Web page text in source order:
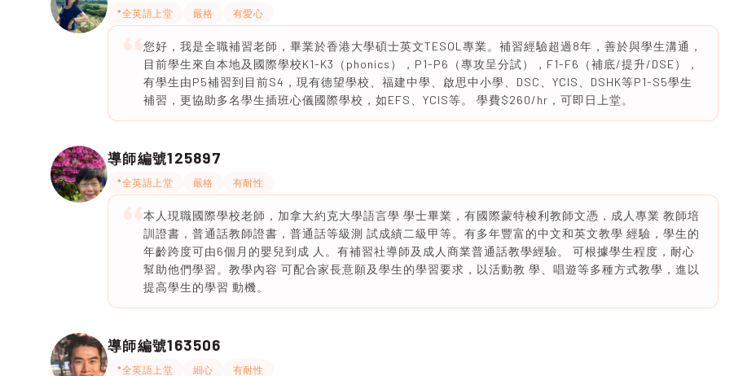
*全英語上堂 嚴格 有愛心
您好，我是全職補習老師，畢業於香港大學碩士英文TESOL專業。補習經驗超過8年，善於與學生溝通，
目前學生來自本地及國際學校K1-K3（phonics），P1-P6（專攻呈分試），F1-F6（補底/提升/DSE），
有學生由P5補習到目前S4，現有德望學校、福建中學、啟思中小學、DSC、YCIS、DSHK等P1-S5學生
補習，更協助多名學生插班心儀國際學校，如EFS、YCIS等。 學費$260/hr，可即日上堂。
導師編號125897
*全英語上堂 嚴格 有耐性
本人現職國際學校老師，加拿大約克大學語言學 學士畢業，有國際蒙特梭利教師文憑，成人專業 教師培
訓證書，普通話教師證書，普通話等級測 試成績二級甲等。有多年豐富的中文和英文教學 經驗，學生的
年齡跨度可由6個月的嬰兒到成 人。有補習社導師及成人商業普通話教學經驗。 可根據學生程度，耐心
幫助他們學習。教學內容 可配合家長意願及學生的學習要求，以活動教 學、唱遊等多種方式教學，進以
提高學生的學習 動機。
導師編號163506
*全英語上堂 細心 有耐性